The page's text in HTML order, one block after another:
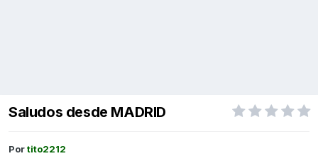
Saludos desde MADRID
Portito2212